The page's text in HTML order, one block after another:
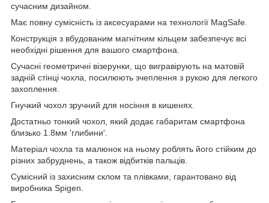
сучасним дизайном.
Має повну сумісність із аксесуарами на технології MagSafe.
Конструкція з вбудованим магнітним кільцем забезпечує всі
необхідні рішення для вашого смартфона.
Сучасні геометричні візерунки, що вигравірують на матовій
задній стінці чохла, посилюють зчеплення з рукою для легкого
захоплення.
Гнучкий чохол зручний для носіння в кишенях.
Достатньо тонкий чохол, який додає габаритам смартфона
близько 1.8мм 'глибини'.
Матеріал чохла та малюнок на ньому роблять його стійким до
різних забруднень, а також відбитків пальців.
Сумісний із захисним склом та плівками, гарантовано від
виробника Spigen.